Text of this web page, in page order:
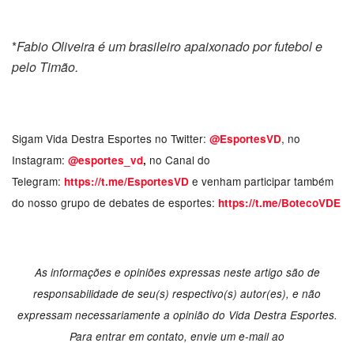
*Fabio Oliveira é um brasileiro apaixonado por futebol e
pelo Timão.
Sigam Vida Destra Esportes no Twitter: @EsportesVD, no
Instagram: @esportes_vd, no Canal do
Telegram: https://t.me/EsportesVD e venham participar também
do nosso grupo de debates de esportes: https://t.me/BotecoVDE
As informações e opiniões expressas neste artigo são de
responsabilidade de seu(s) respectivo(s) autor(es), e não
expressam necessariamente a opinião do Vida Destra Esportes.
Para entrar em contato, envie um e-mail ao